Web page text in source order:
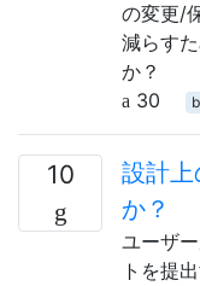
の変更/
減らす
か？
30
10
設計
か？
ユーザ
トを提